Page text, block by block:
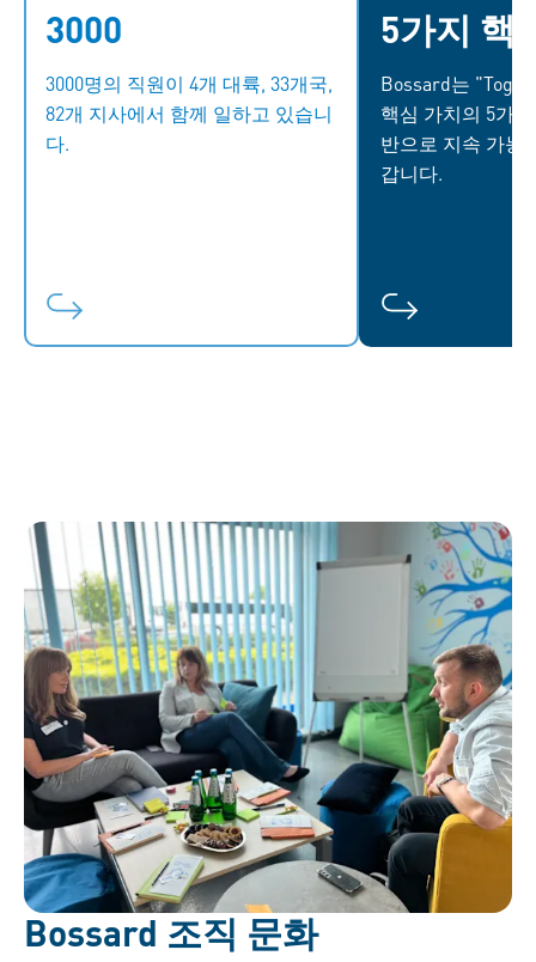
3000
3000명의 직원이 4개 대륙, 33개국,
82개 지사에서 함께 일하고 있습니
다.
Bossard에서 글로벌 가족의 일원
과 협업할 수 있습니다. 다양성은
우리의 강점이며, 차이를 존중하고
포용하는 문화가 강력한 조직을 만
5가지 핵
Bossard는
핵심 가치의 5가
반으로 지속 가능
갑니다.
"Together we
5가지 핵심 원
다. 우리는 협력
전합니다. 우리
다. 우리는 솔직
치를 제공합니
Bossard 조직 문화